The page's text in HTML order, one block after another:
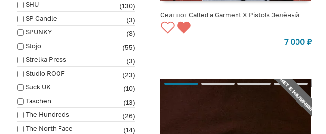
SHU
(130)
SP Candle
(3)
SPUNKY
(8)
Stojo
(55)
Strelka Press
(3)
Studio ROOF
(23)
Suck UK
(10)
Taschen
(13)
The Hundreds
(26)
The North Face
(14)
СООБЩИТЬ О ПОСТУПЛЕНИИ
Свитшот Called a Garment X Pistols Зелёный
7 000 ₽
НЕТ В НАЛИЧИИ